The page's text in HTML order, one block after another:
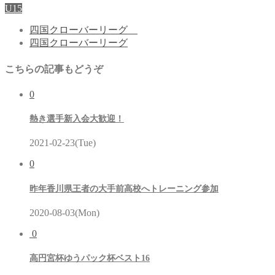
U15
四国クローバーリーグ
四国クローバーリーグ
こちらの記事もどうぞ
0
熱き選手新入会大歓迎！
2021-02-23(Tue)
0
昨年香川県王者の大手前高校へトレーニング参加
2020-08-03(Mon)
0
高円宮杯ゆうパック杯ベスト16